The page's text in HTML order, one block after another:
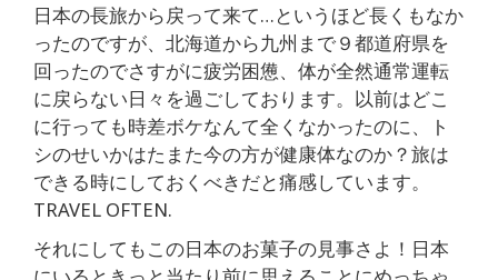
日本の長旅から戻って来て…というほど長くもなか
ったのですが、北海道から九州まで９都道府県を
回ったのでさすがに疲労困憊、体が全然通常運転
に戻らない日々を過ごしております。以前はどこ
に行っても時差ボケなんて全くなかったのに、ト
シのせいかはたまた今の方が健康体なのか？旅は
できる時にしておくべきだと痛感しています。
TRAVEL OFTEN.
それにしてもこの日本のお菓子の見事さよ！日本